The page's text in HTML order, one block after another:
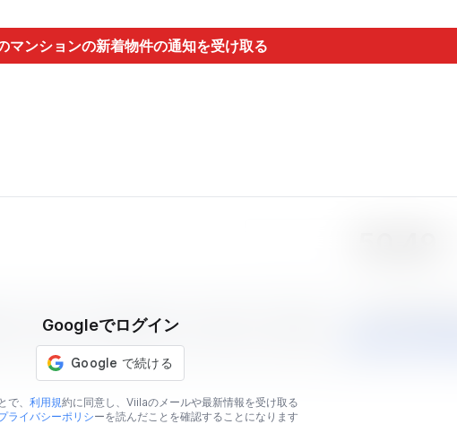
マンションの新着物件の通知を受け取る
Googleでログイン
で、 利用規約に同意し、Viilaのメールや最新情報を受け取る
ライバシーポリシーを読んだことを確認することになります
。表示されている予想価格はあくまでも目安であり、販売価格